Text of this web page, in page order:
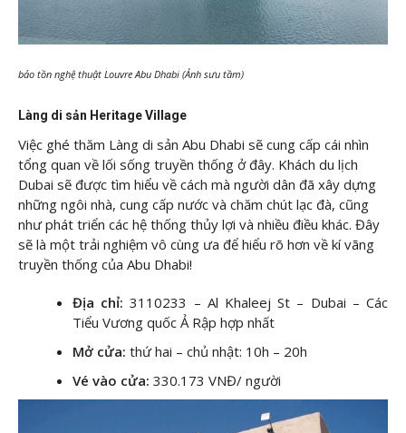
bảo tồn nghệ thuật Louvre Abu Dhabi (Ảnh sưu tầm)
Làng di sản Heritage Village
Việc ghé thăm Làng di sản Abu Dhabi sẽ cung cấp cái nhìn
tổng quan về lối sống truyền thống ở đây. Khách du lịch
Dubai sẽ được tìm hiểu về cách mà người dân đã xây dựng
những ngôi nhà, cung cấp nước và chăm chút lạc đà, cũng
như phát triển các hệ thống thủy lợi và nhiều điều khác. Đây
sẽ là một trải nghiệm vô cùng ưa để hiểu rõ hơn về kí vãng
truyền thống của Abu Dhabi!
Địa chỉ: 3110233 – Al Khaleej St – Dubai – Các
Tiểu Vương quốc Ả Rập hợp nhất
Mở cửa: thứ hai – chủ nhật: 10h – 20h
Vé vào cửa: 330.173 VNĐ/ người